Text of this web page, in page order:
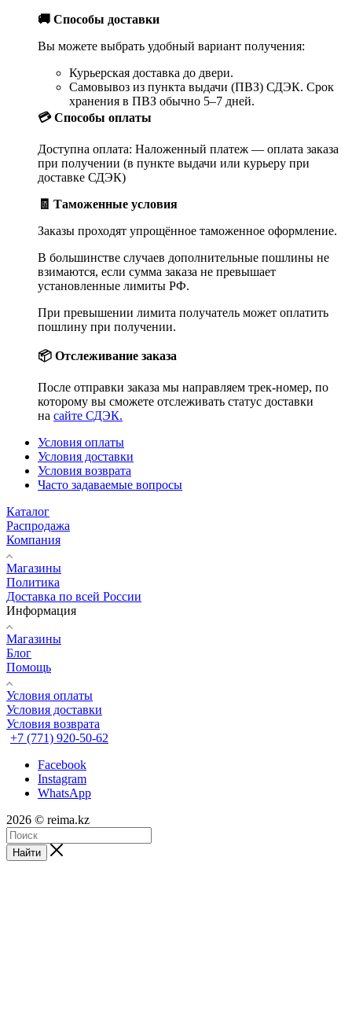
🚚 Способы доставки
Вы можете выбрать удобный вариант получения:
Курьерская доставка до двери.
Самовывоз из пункта выдачи (ПВЗ) СДЭК. Срок
хранения в ПВЗ обычно 5–7 дней.
💳 Способы оплаты
Доступна оплата: Наложенный платеж — оплата заказа
при получении (в пункте выдачи или курьеру при
доставке СДЭК)
🧾 Таможенные условия
Заказы проходят упрощённое таможенное оформление.
В большинстве случаев дополнительные пошлины не
взимаются, если сумма заказа не превышает
установленные лимиты РФ.
При превышении лимита получатель может оплатить
пошлину при получении.
📦 Отслеживание заказа
После отправки заказа мы направляем трек-номер, по
которому вы сможете отслеживать статус доставки
на сайте СДЭК.
Условия оплаты
Условия доставки
Условия возврата
Часто задаваемые вопросы
Каталог
Распродажа
Компания
Магазины
Политика
Доставка по всей России
Информация
Магазины
Блог
Помощь
Условия оплаты
Условия доставки
Условия возврата
+7 (771) 920-50-62
Facebook
Instagram
WhatsApp
2026 © reima.kz
Найти